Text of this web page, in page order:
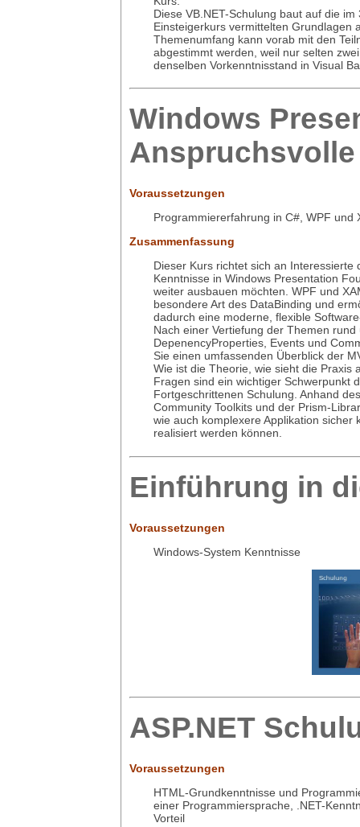
Diese VB.NET-Schulung baut auf die im
Einsteigerkurs vermittelten Grundlagen
Themenumfang kann vorab mit den
abgestimmt werden, weil nur selten
denselben Vorkenntnisstand in Visual
Windows
Voraussetzungen
Programmiererfahrung in C#, WPF und
Zusammenfassung
Dieser Kurs richtet sich an Interessierte
Kenntnisse in Windows Presentation
weiter ausbauen möchten. WPF und
besondere Art des DataBinding und
dadurch eine moderne, flexible
Nach einer Vertiefung der Themen rund
DepenencyProperties, Events und
Sie einen umfassenden Überblick der
Wie ist die Theorie, wie sieht die Praxis
Fragen sind ein wichtiger Schwerpunkt
Fortgeschrittenen Schulung. Anhand
Community Toolkits und der Prism-
wie auch komplexere Applikation sicher
realisiert werden können.
Einführung in
Voraussetzungen
Windows-System Kenntnisse
ASP.NET
Voraussetzungen
HTML-Grundkenntnisse und
einer Programmiersprache, .NET-
Vorteil